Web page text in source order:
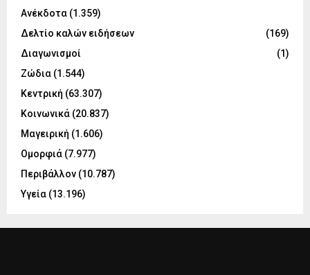
Ανέκδοτα (1.359)
Δελτίο καλών ειδήσεων
(169)
Διαγωνισμοί
(1)
Ζώδια (1.544)
Κεντρική (63.307)
Κοινωνικά (20.837)
Μαγειρική (1.606)
Ομορφιά (7.977)
Περιβάλλον (10.787)
Υγεία (13.196)